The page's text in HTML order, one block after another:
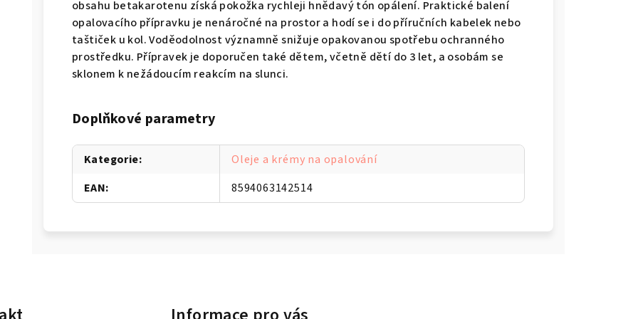
obsahu betakarotenu získá pokožka rychleji hnědavý tón opálení. Praktické balení
opalovacího přípravku je nenáročné na prostor a hodí se i do příručních kabelek nebo
taštiček u kol. Voděodolnost významně snižuje opakovanou spotřebu ochranného
prostředku. Přípravek je doporučen také dětem, včetně dětí do 3 let, a osobám se
sklonem k nežádoucím reakcím na slunci.
Doplňkové parametry
Kategorie:
Oleje a krémy na opalování
EAN: 8594063142514